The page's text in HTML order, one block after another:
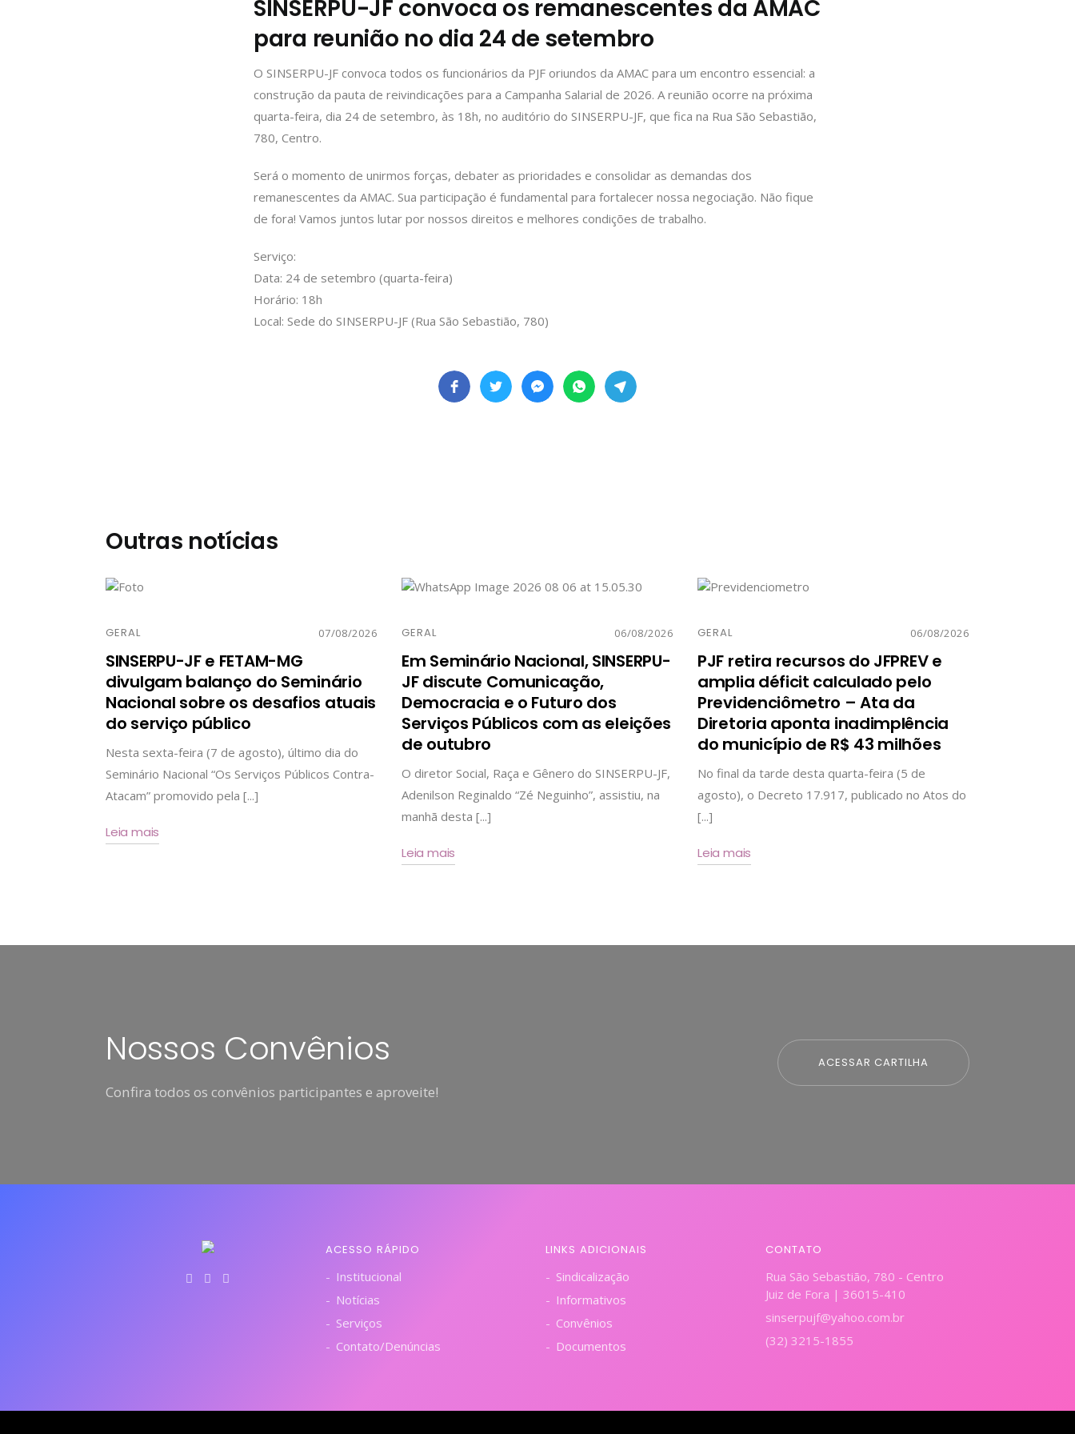
SINSERPU-JF convoca os remanescentes da AMAC
para reunião no dia 24 de setembro
O SINSERPU-JF convoca todos os funcionários da PJF oriundos da AMAC para um encontro essencial: a
construção da pauta de reivindicações para a Campanha Salarial de 2026. A reunião ocorre na próxima
quarta-feira, dia 24 de setembro, às 18h, no auditório do SINSERPU-JF, que fica na Rua São Sebastião,
780, Centro.
Será o momento de unirmos forças, debater as prioridades e consolidar as demandas dos
remanescentes da AMAC. Sua participação é fundamental para fortalecer nossa negociação. Não fique
de fora! Vamos juntos lutar por nossos direitos e melhores condições de trabalho.
Serviço:
Data: 24 de setembro (quarta-feira)
Horário: 18h
Local: Sede do SINSERPU-JF (Rua São Sebastião, 780)
Outras notícias
GERAL 07/08/2026
SINSERPU-JF e FETAM-MG
divulgam balanço do Seminário
Nacional sobre os desafios atuais
do serviço público
Nesta sexta-feira (7 de agosto), último dia do
Seminário Nacional “Os Serviços Públicos Contra-
Atacam” promovido pela [...]
Leia mais
GERAL 06/08/2026
Em Seminário Nacional, SINSERPU-
JF discute Comunicação,
Democracia e o Futuro dos
Serviços Públicos com as eleições
de outubro
O diretor Social, Raça e Gênero do SINSERPU-JF,
Adenilson Reginaldo “Zé Neguinho”, assistiu, na
manhã desta [...]
Leia mais
GERAL 06/08/2026
PJF retira recursos do JFPREV e
amplia déficit calculado pelo
Previdenciômetro – Ata da
Diretoria aponta inadimplência
do município de R$ 43 milhões
No final da tarde desta quarta-feira (5 de
agosto), o Decreto 17.917, publicado no Atos do
[...]
Leia mais
Nossos Convênios
Confira todos os convênios participantes e aproveite!
ACESSAR CARTILHA
ACESSO RÁPIDO
Institucional
Notícias
Serviços
Contato/Denúncias
LINKS ADICIONAIS
Sindicalização
Informativos
Convênios
Documentos
CONTATO
Rua São Sebastião, 780 - Centro
Juiz de Fora | 36015-410
sinserpujf@yahoo.com.br
(32) 3215-1855